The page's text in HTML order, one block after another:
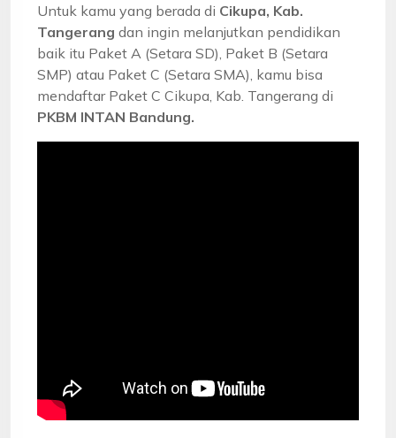
Untuk kamu yang berada di Cikupa, Kab.
Tangerang dan ingin melanjutkan pendidikan
baik itu Paket A (Setara SD), Paket B (Setara
SMP) atau Paket C (Setara SMA), kamu bisa
mendaftar Paket C Cikupa, Kab. Tangerang di
PKBM INTAN Bandung.